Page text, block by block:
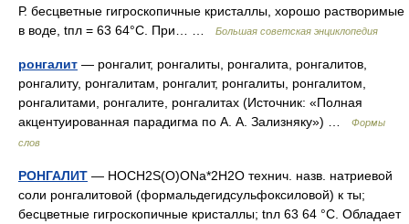
Р. бесцветные гигроскопичные кристаллы, хорошо растворимые
в воде, tпл = 63 64°С. При… …
Большая советская энциклопедия
ронгалит — ронгалит, ронгалиты, ронгалита, ронгалитов,
ронгалиту, ронгалитам, ронгалит, ронгалиты, ронгалитом,
ронгалитами, ронгалите, ронгалитах (Источник: «Полная
акцентуированная парадигма по А. А. Зализняку») …
Формы
слов
РОНГАЛИТ — HOCH2S(O)ONa*2H2O технич. назв. натриевой
соли ронгалитовой (формальдегидсульфоксиловой) к ты;
бесцветные гигроскопичные кристаллы; tnл 63 64 °С. Обладает